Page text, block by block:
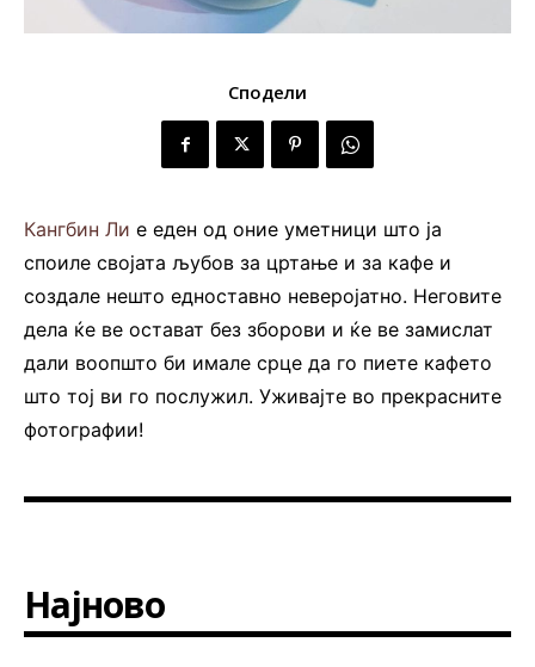
Сподели
Кангбин Ли е еден од оние уметници што ја
споиле својата љубов за цртање и за кафе и
создале нешто едноставно неверојатно. Неговите
дела ќе ве остават без зборови и ќе ве замислат
дали воопшто би имале срце да го пиете кафето
што тој ви го послужил. Уживајте во прекрасните
фотографии!
Најново